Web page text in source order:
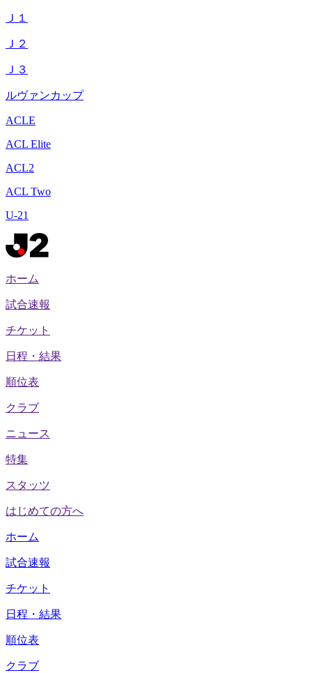
Ｊ１
Ｊ２
Ｊ３
ルヴァンカップ
ACLE
ACL Elite
ACL2
ACL Two
U-21
ホーム
試合速報
チケット
日程・結果
順位表
クラブ
ニュース
特集
スタッツ
はじめての方へ
ホーム
試合速報
チケット
日程・結果
順位表
クラブ